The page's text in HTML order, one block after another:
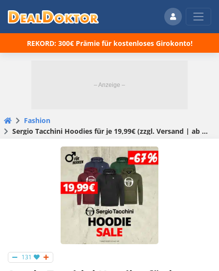
REKORD: 300€ Prämie für kostenloses Girokonto!
Fashion
Sergio Tacchini Hoodies für je 19,99€ (zzgl. Versand | ab 50€ vskfrei)
131